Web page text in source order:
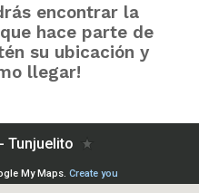
encontrar la
hace parte de
su ubicación y
llegar!